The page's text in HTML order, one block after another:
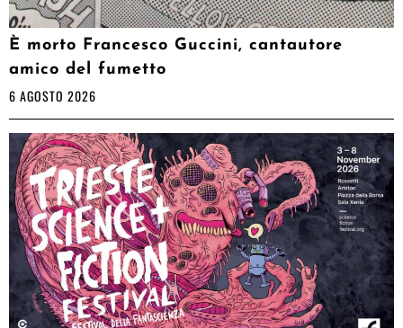
È morto Francesco Guccini, cantautore
amico del fumetto
6 AGOSTO 2026